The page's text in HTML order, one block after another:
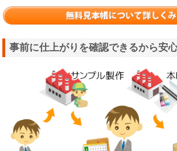
事前に仕上がりを確認できるから安